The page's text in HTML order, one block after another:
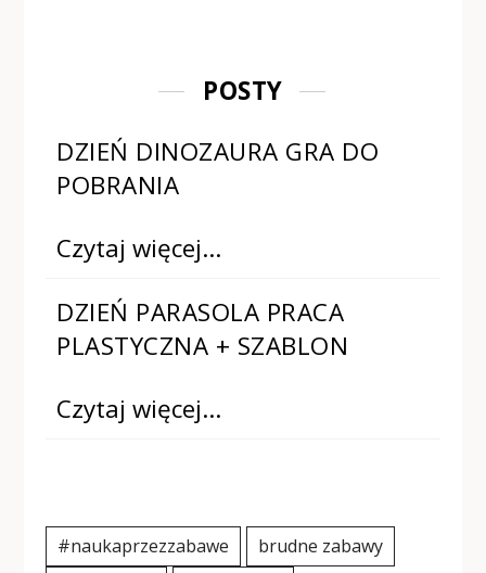
POSTY
DZIEŃ DINOZAURA GRA DO
POBRANIA
Czytaj więcej…
DZIEŃ PARASOLA PRACA
PLASTYCZNA + SZABLON
Czytaj więcej…
#naukaprzezzabawe
brudne zabawy